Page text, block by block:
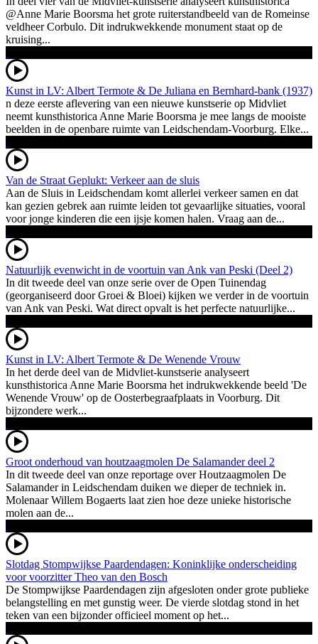
@Anne Marie Boorsma het grote ruiterstandbeeld van de Romeinse
veldheer Corbulo. Dit indrukwekkende monument staat op de
kruising...
Kunst in LV: Albert Termote & De Juliana en Bernhard-bank (1937)
n deze eerste aflevering van een nieuwe kunstserie op Midvliet
neemt kunsthistorica Anne Marie Boorsma je mee langs de mooiste
beelden in de openbare ruimte van Leidschendam-Voorburg. Elke...
Van de Straat Geplukt: Verkeer aan de sluis
Aan de Sluis in Leidschendam komt allerlei verkeer samen en dat
kan gezien gebrek aan ruimte leiden tot gevaarlijke situaties, vooral
voor jonge kinderen die een ijsje komen halen. Vraag aan de...
Natuurlijk evenwicht in de voortuin van Ank van Peski (Deel 2)
In dit tweede deel van onze serie over de Open Tuinendag
(georganiseerd door Groei & Bloei) kijken we verder in de voortuin
van Ank van Peski. Wat direct opvalt is het perfecte natuurlijke...
Kunst in LV: Albert Termote & De Wenende Vrouw
In het derde deel van de Midvliet-kunstserie analyseert
kunsthistorica Anne Marie Boorsma het indrukwekkende beeld 'De
Wenende Vrouw' op de Oosterbegraafplaats in Voorburg. Dit
bijzondere werk...
Groot onderhoud van houtzaagmolen De Salamander deel 2
In dit tweede deel van onze reportage over Houtzaagmolen De
Salamander in Leidschendam duiken we dieper de techniek in.
Molenaar Willem Bogaerts laat zien hoe deze unieke historische
molen aan de...
Slotdag Stompwijkse Paardendagen: Koninklijke onderscheiding
voor voorzitter Theo van den Bosch
De Stompwijkse Paardendagen zijn afgesloten onder grote publieke
belangstelling en met gunstig weer. De vierde slotdag stond in het
teken van een bijzonder officieel moment op het...